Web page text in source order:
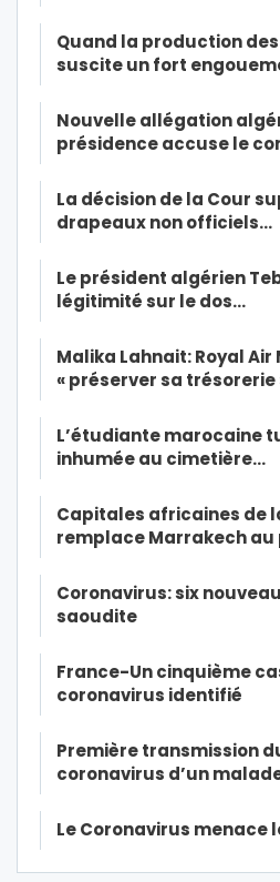
Quand la production
suscite un fort
Nouvelle allégation
présidence accuse le
La décision de la Cour
drapeaux non officiels…
Le président algérien
légitimité sur le dos…
Malika Lahnait: Royal Air
« préserver sa trésorerie
L’étudiante marocaine
inhumée au cimetière…
Capitales africaines de
remplace Marrakech au
Coronavirus: six
saoudite
France-Un cinquième
coronavirus identifié
Première transmission
coronavirus d’un
Le Coronavirus menace